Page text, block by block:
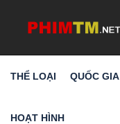
THỂ LOẠI QUỐC GIA
HOẠT HÌNH